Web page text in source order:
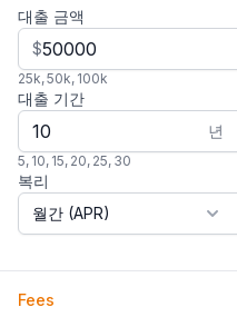
대출 금액
$
25k,50k, 100k
대출 기간
년
5, 10, 15, 20, 25, 30
복리
Fees